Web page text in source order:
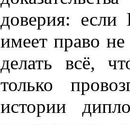
доверия: если
имеет право
делать всё,
только
истории